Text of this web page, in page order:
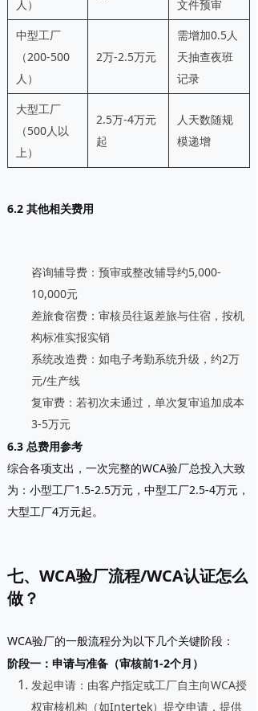
人）
文件预审
中型工厂
（200-500
人）
2万-2.5万元
需增加0.5人
天抽查夜班
记录
大型工厂
（500人以
上）
2.5万-4万元
起
人天数随规
模递增
6.2 其他相关费用
咨询辅导费 ：预审或整改辅导约5,000-
10,000元
差旅食宿费 ：审核员往返差旅与住宿，按机
构标准实报实销
系统改造费 ：如电子考勤系统升级，约2万
元/生产线
复审费 ：若初次未通过，单次复审追加成本
3-5万元
6.3 总费用参考
综合各项支出，一次完整的WCA验厂总投入大致
为：小型工厂1.5-2.5万元，中型工厂2.5-4万元，
大型工厂4万元起。
七、WCA验厂流程/WCA认证怎么
做？
WCA验厂的一般流程分为以下几个关键阶段：
阶段一：申请与准备（审核前1-2个月）
发起申请 ：由客户指定或工厂自主向WCA授
权审核机构（如Intertek）提交申请，提供